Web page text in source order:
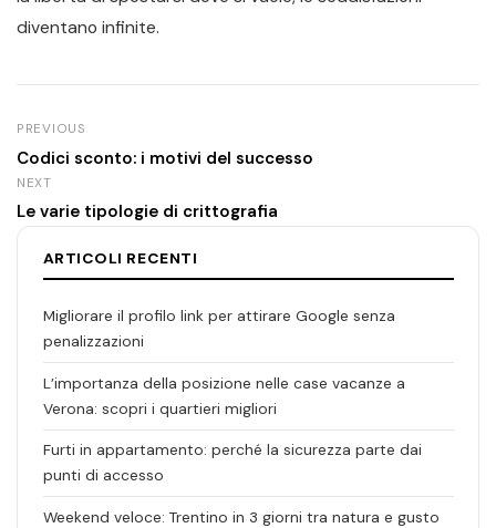
diventano infinite.
PREVIOUS
Codici sconto: i motivi del successo
NEXT
Le varie tipologie di crittografia
ARTICOLI RECENTI
Migliorare il profilo link per attirare Google senza
penalizzazioni
L’importanza della posizione nelle case vacanze a
Verona: scopri i quartieri migliori
Furti in appartamento: perché la sicurezza parte dai
punti di accesso
Weekend veloce: Trentino in 3 giorni tra natura e gusto